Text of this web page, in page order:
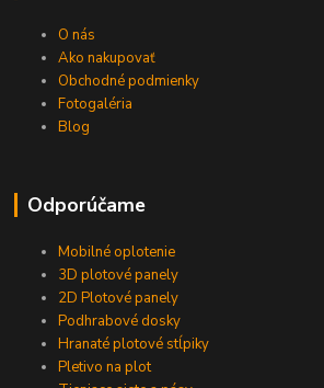
O nás
Ako nakupovať
Obchodné podmienky
Fotogaléria
Blog
Odporúčame
Mobilné oplotenie
3D plotové panely
2D Plotové panely
Podhrabové dosky
Hranaté plotové stĺpiky
Pletivo na plot